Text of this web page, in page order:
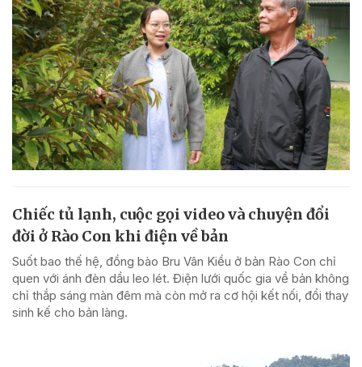
Chiếc tủ lạnh, cuộc gọi video và chuyện đổi
đời ở Rào Con khi điện về bản
Suốt bao thế hệ, đồng bào Bru Vân Kiều ở bản Rào Con chỉ
quen với ánh đèn dầu leo lét. Điện lưới quốc gia về bản không
chỉ thắp sáng màn đêm mà còn mở ra cơ hội kết nối, đổi thay
sinh kế cho bản làng.